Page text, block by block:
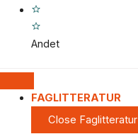
Andet
FAGLITTERATUR
Close Faglitteratur